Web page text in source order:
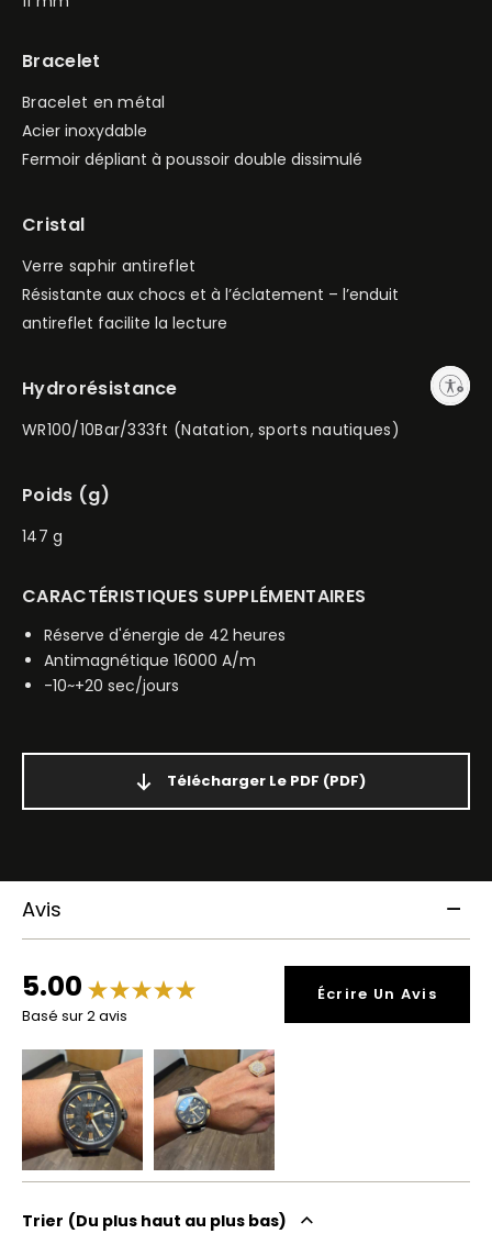
Bracelet
Bracelet en métal
Acier inoxydable
Fermoir dépliant à poussoir double dissimulé
Cristal
Verre saphir antireflet
Résistante aux chocs et à l’éclatement – l’enduit
antireflet facilite la lecture
Hydrorésistance
WR100/10Bar/333ft (Natation, sports nautiques)
Poids (g)
147 g
CARACTÉRISTIQUES SUPPLÉMENTAIRES
Réserve d'énergie de 42 heures
Antimagnétique 16000 A/m
-10~+20 sec/jours
Télécharger Le PDF (PDF)
Avis
5.00
Basé sur 2 avis
Écrire Un Avis
Trier Du plus haut au plus bas